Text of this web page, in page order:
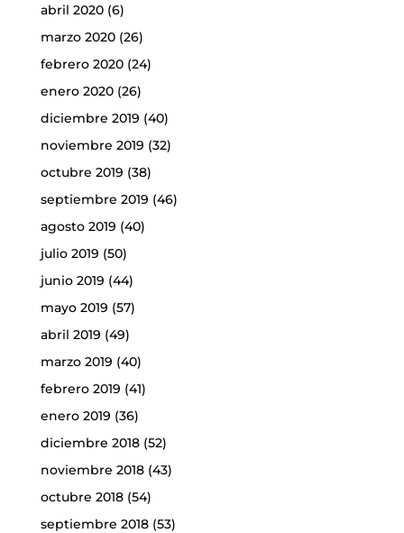
abril 2020(6)
marzo 2020(26)
febrero 2020(24)
enero 2020(26)
diciembre 2019 (40)
noviembre 2019 (32)
octubre 2019 (38)
septiembre 2019 (46)
agosto 2019 (40)
julio 2019 (50)
junio 2019 (44)
mayo 2019 (57)
abril 2019 (49)
marzo 2019 (40)
febrero 2019 (41)
enero 2019 (36)
diciembre 2018(52)
noviembre 2018(43)
octubre 2018(54)
septiembre 2018(53)